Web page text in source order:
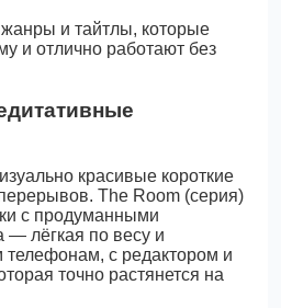
и тайтлы, которые
и отлично работают без
красивые короткие
The Room (серия)
с продуманными
— лёгкая по весу и
с редактором и
точно растянется на